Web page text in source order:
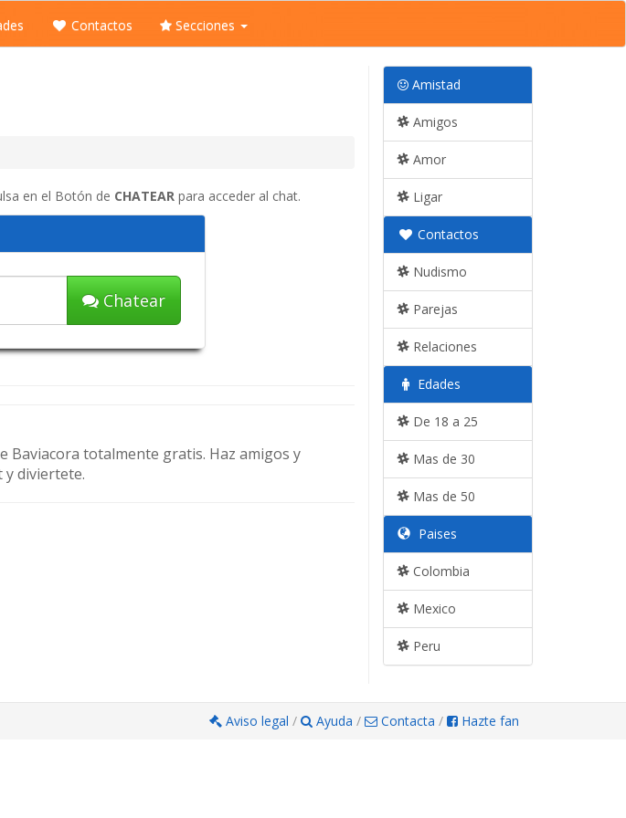
Contactos Secciones
en el Botón de CHATEAR para acceder al chat.
Chatear
Baviacora totalmente gratis. Haz amigos y
y diviertete.
Amistad
Amigos
Amor
Ligar
Contactos
Nudismo
Parejas
Relaciones
Edades
De 18 a 25
Mas de 30
Mas de 50
Paises
Colombia
Mexico
Peru
Aviso legal / Ayuda / Contacta / Hazte fan